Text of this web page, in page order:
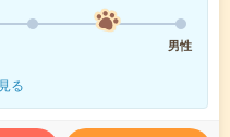
男性
る